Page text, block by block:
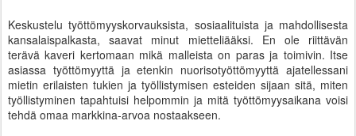
Keskustelu työttömyyskorvauksista, sosiaalituista ja mahdollisesta
kansalaispalkasta, saavat minut mietteliääksi. En ole riittävän
terävä kaveri kertomaan mikä malleista on paras ja toimivin. Itse
asiassa työttömyyttä ja etenkin nuorisotyöttömyyttä ajatellessani
mietin erilaisten tukien ja työllistymisen esteiden sijaan sitä, miten
työllistyminen tapahtuisi helpommin ja mitä työttömyysaikana voisi
tehdä omaa markkina-arvoa nostaakseen.